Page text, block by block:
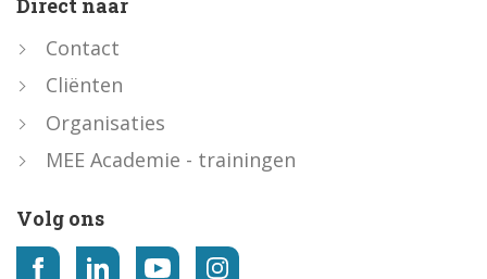
Direct naar
Contact
Cliënten
Organisaties
MEE Academie - trainingen
Volg ons